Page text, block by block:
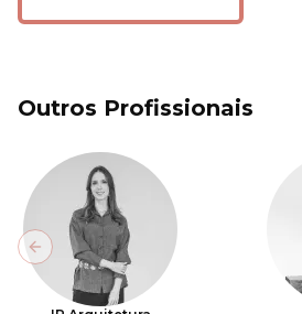
Outros Profissionais
Previous slide